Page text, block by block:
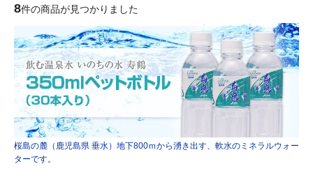
8件の商品が見つかりました
桜島の麓（鹿児島県 垂水）地下800ｍから湧き出す、軟水のミネラルウォー
ターです。